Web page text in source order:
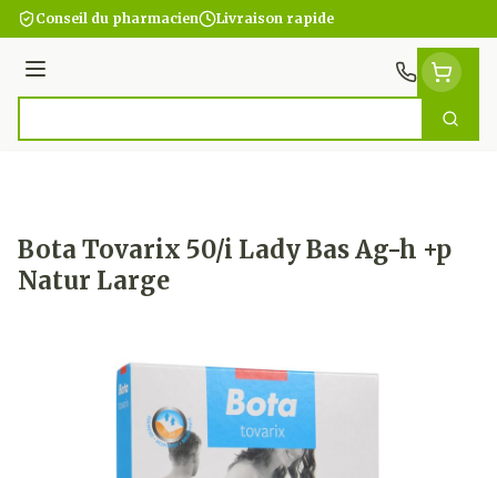
Aller au contenu
Conseil du pharmacien Livraison rapide
Menu
Bota Tovarix 50/i Lady Bas Ag-h +p
Natur Large